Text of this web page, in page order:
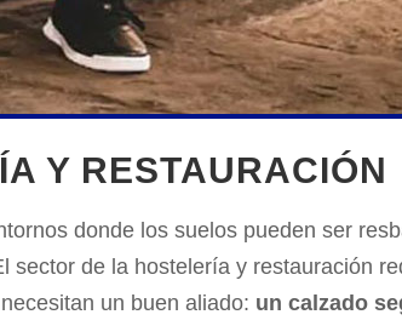
Y RESTAURACIÓN
donde los suelos pueden ser
sector de la hostelería y restauración
un buen aliado: un calzado